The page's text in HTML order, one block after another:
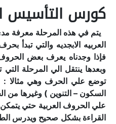
كورس التأسيس
يتم في هذه المرحلة معرفة
العربيه الابجديه والتي تبدأ
فإذا وجدناه يعرف بعض الحروف
وبعدها ينتقل الي المرحلة
توضع علي الحرف وهي مثالا :
السكون – التنوين ) وغيرها من
علي الحروف العربية حتي يتمكن
القراءة بشكل صحيح ويدرس